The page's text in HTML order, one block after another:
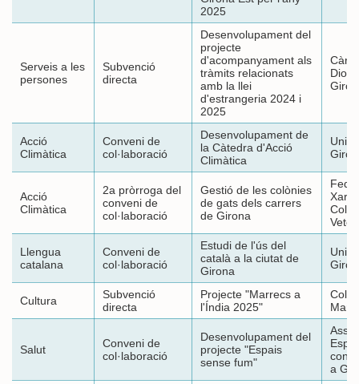
2025
Serveis a les
persones
Subvenció
directa
Desenvolupament del
projecte
d'acompanyament als
tràmits relacionats
amb la llei
d'estrangeria 2024 i
2025
Acció
Climàtica
Conveni de
col·laboració
Desenvolupament de
la Càtedra d'Acció
Climàtica
Acció
Climàtica
2a pròrroga del
conveni de
col·laboració
Gestió de les colònies
de gats dels carrers
de Girona
Llengua
catalana
Conveni de
col·laboració
Estudi de l'ús del
català a la ciutat de
Girona
Cultura
Subvenció
directa
Projecte "Marrecs a
l'Índia 2025"
Colla
Salut
Conveni de
col·laboració
Desenvolupament del
projecte "Espais
sense fum"
a